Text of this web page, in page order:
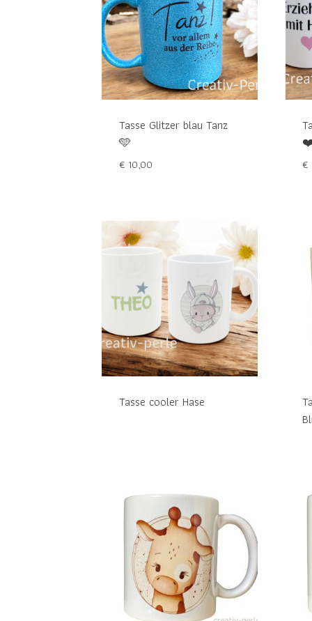
Tasse Glitzer blau Tanz
🩵
€ 10,00 €
Tasse cooler Hase